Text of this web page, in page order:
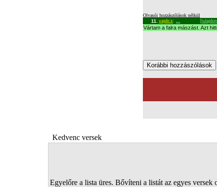
Olvasói hozzászólások nélkül
11.
vajdics: ...
Vártam a falra mászást. Azt
Kedvenc versek
Egyelőre a lista üres. Bővíteni a listát az egyes versek